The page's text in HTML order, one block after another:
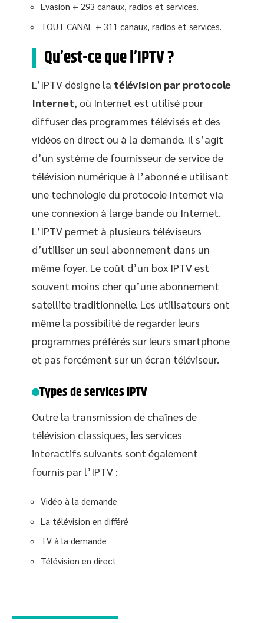
Evasion + 293 canaux, radios et services.
TOUT CANAL + 311 canaux, radios et services.
Qu’est-ce que l’IPTV ?
L’IPTV désigne la télévision par protocole
Internet, où Internet est utilisé pour
diffuser des programmes télévisés et des
vidéos en direct ou à la demande. Il s’agit
d’un système de fournisseur de service de
télévision numérique à l’abonné e utilisant
une technologie du protocole Internet via
une connexion à large bande ou Internet.
L’IPTV permet à plusieurs téléviseurs
d’utiliser un seul abonnement dans un
même foyer. Le coût d’un box IPTV est
souvent moins cher qu’une abonnement
satellite traditionnelle. Les utilisateurs ont
même la possibilité de regarder leurs
programmes préférés sur leurs smartphone
et pas forcément sur un écran téléviseur.
Types de services IPTV
Outre la transmission de chaînes de
télévision classiques, les services
interactifs suivants sont également
fournis par l’IPTV :
Vidéo à la demande
La télévision en différé
TV à la demande
Télévision en direct